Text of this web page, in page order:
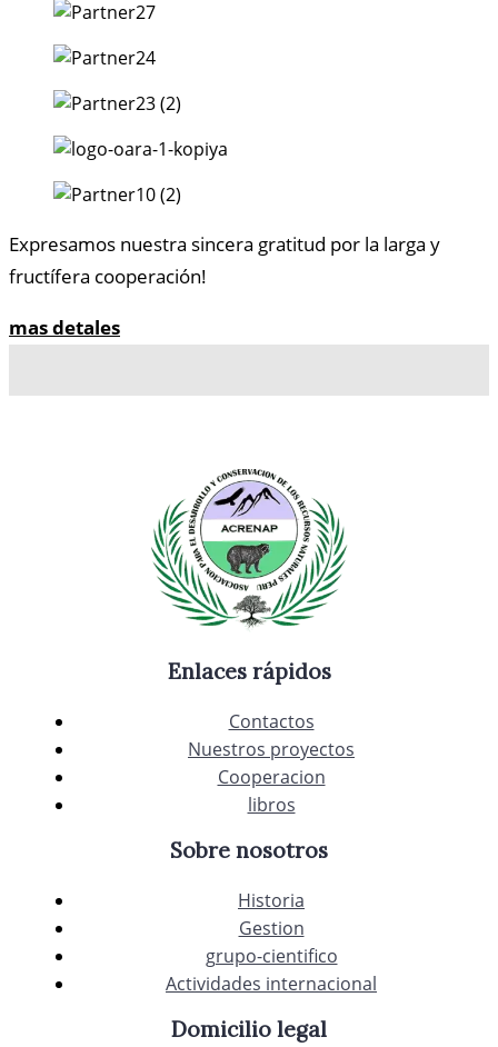
Expresamos nuestra sincera gratitud por la larga y
fructífera cooperación!
mas detales
Enlaces rápidos
Contactos
Nuestros proyectos
Cooperacion
libros
Sobre nosotros
Historia
Gestion
grupo-cientifico
Actividades internacional
Domicilio legal